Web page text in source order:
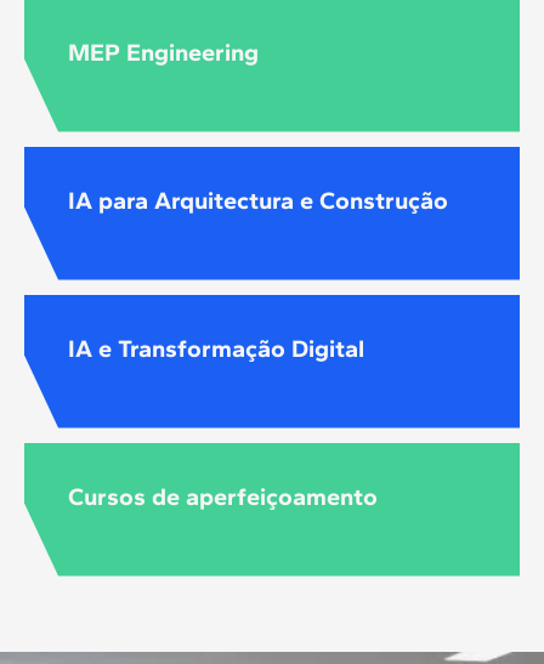
MEP Engineering
IA para Arquitectura e Construção
IA e Transformação Digital
Cursos de aperfeiçoamento